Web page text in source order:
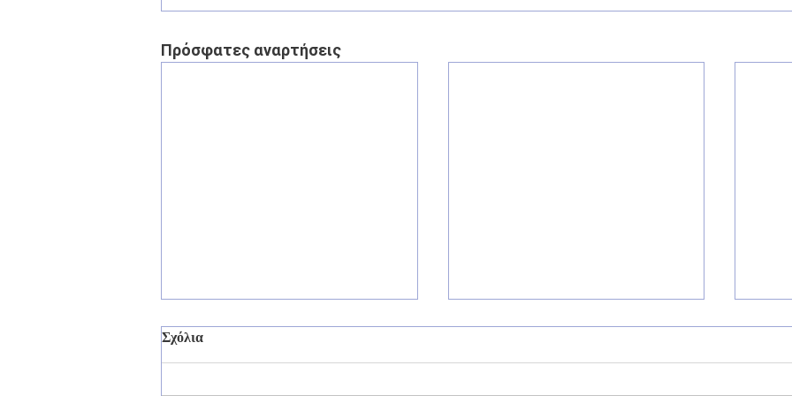
Πρόσφατες αναρτήσεις
Σχόλια